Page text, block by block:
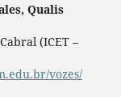
Qualis
(ICET –
vozes/